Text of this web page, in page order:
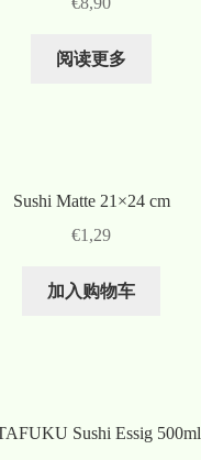
阅读更多
Sushi Matte 21×24 cm
€1,29
加入购物车
Sushi Essig 500ml